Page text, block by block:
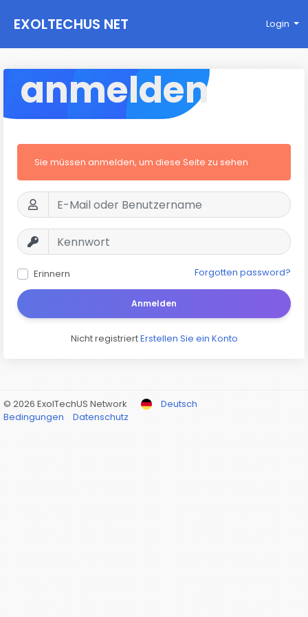
EXOLTECHUS NET
WORK
Login
anmelden
Sie müssen anmelden, um diese Seite zu sehen
Erinnern Forgotten password?
Anmelden
Nicht registriertErstellen Sie ein Konto
© 2026 ExolTechUS Network
Deutsch
Bedingungen
Datenschutz